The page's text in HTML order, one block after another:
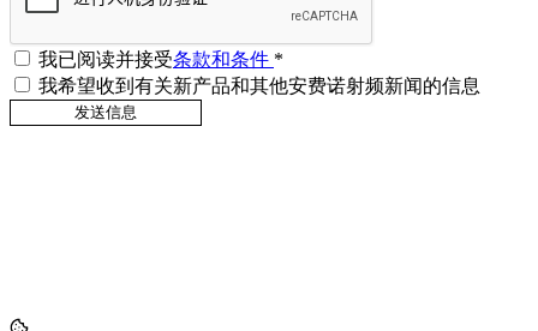
我已阅读并接受条款和条件 *
我希望收到有关新产品和其他安费诺射频新闻的信息